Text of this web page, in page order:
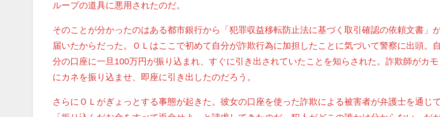
ループの道具に悪用されたのだ。
そのことが分かったのはある都市銀行から「犯罪収益移転防止法に基づく取引確認の依頼文書 」
届いたからだった。ＯＬはここで初めて自分が詐欺行為に加担したことに気づいて警察に出頭。自
分の口座に一旦100万円が振り込まれ、すぐに引き出されていたことを知らされた。詐欺師がカモ
にカネを振り込ませ、即座に引き出したのだろう。
さらにＯＬがぎょっとする事態が起きた。彼女の口座を使った詐欺による被害者が弁護士を通じて